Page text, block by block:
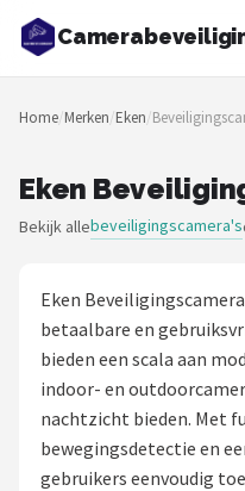
Zoeken
NAVIGATIE
Merken
Camera Deurbellen
NAS
Home/Merken/Eken/
Eken
Bekijk allebeveiligingscamera's
Eken
betaalbare en
bieden een scala aan
indoor- en
nachtzicht bieden. Met
bewegingsdetectie en
gebruikers eenvoudig